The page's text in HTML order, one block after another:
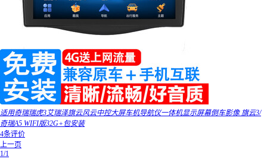
适用奇瑞瑞虎3艾瑞泽旗云风云中控大屏车机导航仪一体机显示屏幕倒车影像 旗云3/
奇瑞A5 WIFI版32G+包安装
4条评价
上一页
1/1